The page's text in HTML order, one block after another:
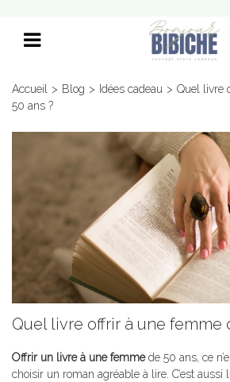
Accueil > Blog > Idées cadeau > Quel livre
50 ans ?
Quel livre offrir à une femme
Offrir un livre à une femmede 50 ans, ce
choisir un roman agréable à lire. C’est